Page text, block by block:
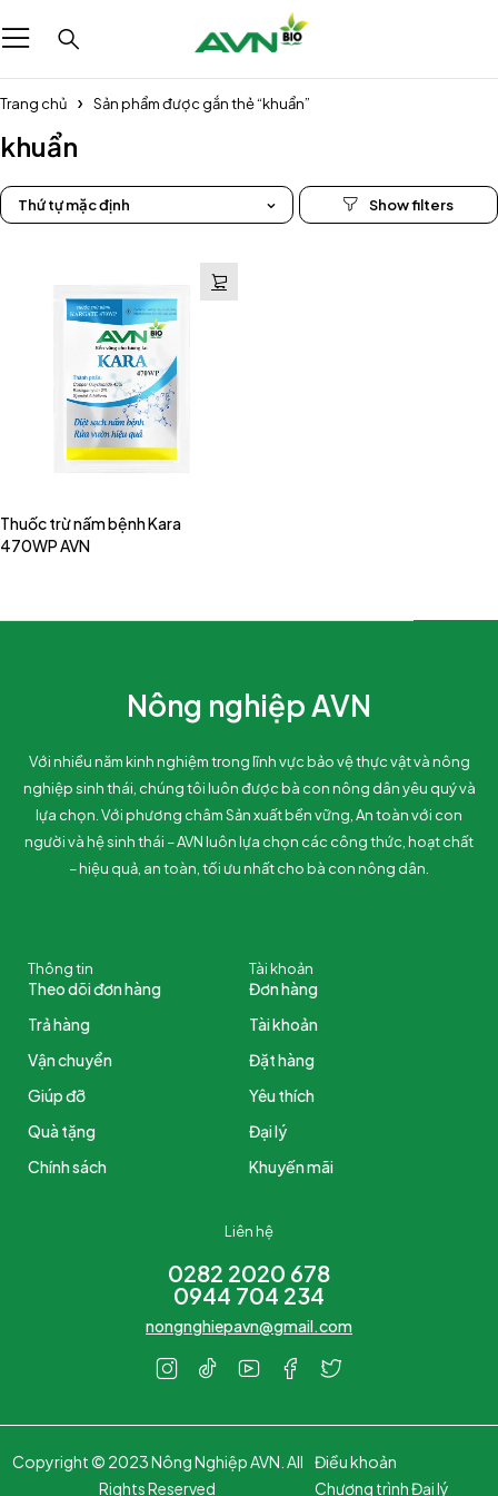
Trang chủ Sản phẩm được gắn thẻ “khuẩn”
khuẩn
Thứ tự mặc định
Thuốc trừ nấm bệnh Kara
470WP AVN
Nông nghiệp AVN
Với nhiều năm kinh nghiệm trong lĩnh vực bảo vệ thực vật và nông
nghiệp sinh thái, chúng tôi luôn được bà con nông dân yêu quý và
lựa chọn. Với phương châm Sản xuất bền vững, An toàn với con
người và hệ sinh thái – AVN luôn lựa chọn các công thức, hoạt chất
– hiệu quả, an toàn, tối ưu nhất cho bà con nông dân.
Thông tin
Theo dõi đơn hàng
Trả hàng
Vận chuyển
Giúp đỡ
Quà tặng
Chính sách
Tài khoản
Đơn hàng
Tài khoản
Đặt hàng
Yêu thích
Đại lý
Khuyến mãi
Liên hệ
0282 2020 678
0944 704 234
nongnghiepavn@gmail.com
Copyright © 2023 Nông Nghiệp AVN. All
Rights Reserved
Điều khoản
Chương trình Đại lý